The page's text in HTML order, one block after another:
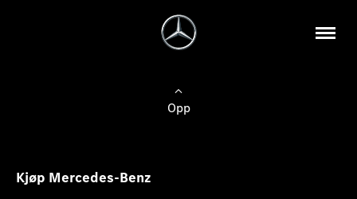
Opp
Kjøp Mercedes-Benz